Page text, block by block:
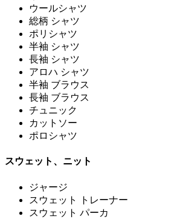
ウールシャツ
総柄 シャツ
ポリシャツ
半袖 シャツ
長袖 シャツ
アロハ シャツ
半袖 ブラウス
長袖 ブラウス
チュニック
カットソー
ポロシャツ
スウェット、ニット
ジャージ
スウェット トレーナー
スウェット パーカ